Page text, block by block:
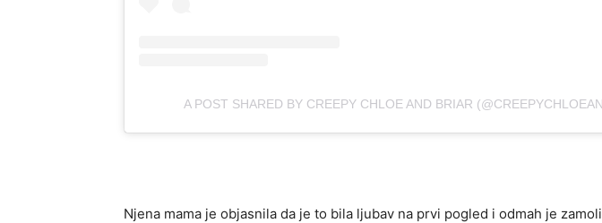
A POST SHARED BY CREEPY CHLOE AND BRIAR
Njena mama je objasnila da je to bila ljubav na prvi pogled i odmah je